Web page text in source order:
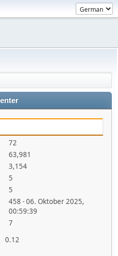
72
63,981
3,154
5
5
458 - 06. Oktober 2025,
00:59:39
7
0.12